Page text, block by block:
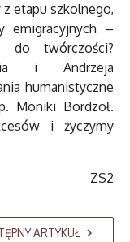
etapu szkolnego,
emigracyjnych –
do twórczości?
i Andrzeja
humanistyczne
Moniki Bordzoł.
i życzymy
ZS2
ARTYKUŁ